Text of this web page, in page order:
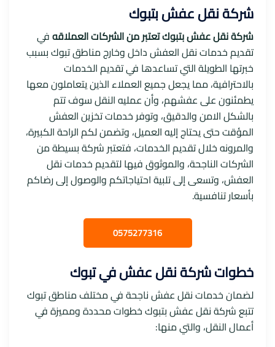
شركة نقل عفش بتبوك
شركة نقل عفش بتبوك تعتبر من الشركات العملاقهفي
تقديم خدمات نقل العفش داخل وخارج مناطق تبوك بسبب
خبرتها الطويلة التي تساعدها في تقديم الخدمات
بالاحترافية، مما يجعل جميع العملاء الذين يتعاملون معها
يطمئنون على عفشهم، وأن عمليه النقل سوف تتم
بالشكل الامن والدقيق، وتوفر خدمات تخزين العفش
المؤقت حتى يحتاج إليه العميل، وتضمن لكم الراحة الكبيرة،
والمرونه خلال تقديم الخدمات، فتعتبر شركة بسيطة من
الشركات الناجحة، والموثوق فيها لتقديم خدمات نقل
العفش، وتسعى إلى تلبية احتياجاتكم والوصول إلى رضاكم
بأسعار تنافسية.
0575277316
خطوات شركة نقل عفش في تبوك
لضمان خدمات نقل عفش ناجحة في مختلف مناطق تبوك
تتبع شركة نقل عفش بتبوك خطوات محددة ومميزة في
أعمال النقل، والتي منها: